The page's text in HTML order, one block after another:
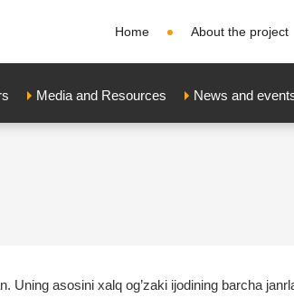
Home About the project
Media and Resources News and
Uning asosini xalq og’zaki ijodining barcha